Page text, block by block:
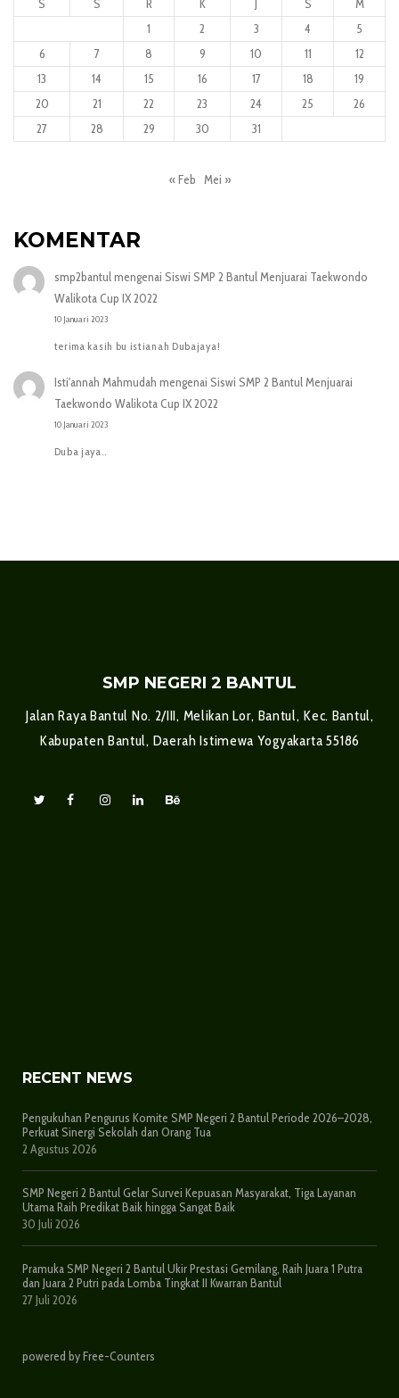
1
2 3 4
5
6
7 8 9 10 11
12
13
14 15 16 17 18
19
20
21 22 23 24 25
26
27
28 29 30 31
« Feb Mei »
KOMENTAR
smp2bantulmengenai Siswi SMP 2 Bantul Menjuarai Taekwondo
Walikota Cup IX 2022
10 Januari 2023
terima kasih bu istianah Dubajaya!
Isti'annah Mahmudah mengenai Siswi SMP 2 Bantul Menjuarai
Taekwondo Walikota Cup IX 2022
10 Januari 2023
Duba jaya..
SMP NEGERI 2 BANTUL
Jalan Raya Bantul No. 2/III, Melikan Lor, Bantul, Kec. Bantul,
Kabupaten Bantul, Daerah Istimewa Yogyakarta 55186
RECENT NEWS
Pengukuhan Pengurus Komite SMP Negeri 2 Bantul Periode 2026–2028,
Perkuat Sinergi Sekolah dan Orang Tua
2 Agustus 2026
SMP Negeri 2 Bantul Gelar Survei Kepuasan Masyarakat, Tiga Layanan
Utama Raih Predikat Baik hingga Sangat Baik
30 Juli 2026
Pramuka SMP Negeri 2 Bantul Ukir Prestasi Gemilang, Raih Juara 1 Putra
dan Juara 2 Putri pada Lomba Tingkat II Kwarran Bantul
27 Juli 2026
powered by Free-Counters